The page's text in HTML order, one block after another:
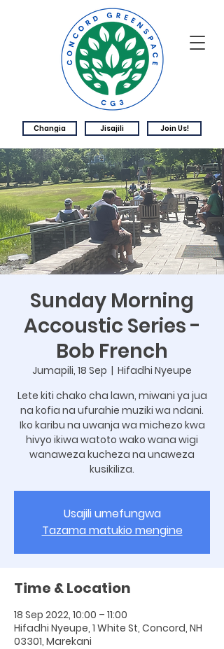
Changia Jisajili Join Us!
Sunday Morning
Accoustic Series -
Bob French
Jumapili, 18 Sep
  |
Hifadhi Nyeupe
Lete kiti chako cha lawn, miwani ya jua
na kofia na ufurahie muziki wa ndani.
Iko karibu na uwanja wa michezo kwa
hivyo ikiwa watoto wako wana wigi
wanaweza kucheza na unaweza
kusikiliza.
Usajili umefungwa
Tazama matukio mengine
Time & Location
18 Sep 2022, 10:00 – 11:00
Hifadhi Nyeupe, 1 White St, Concord, NH
03301, Marekani